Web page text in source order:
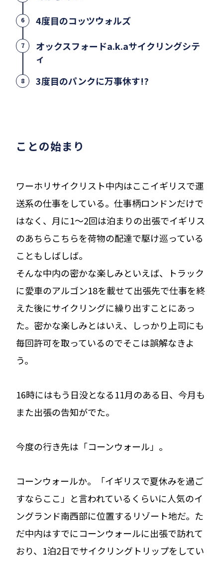
6 4度目のコッツウォルズ
7
オックスフォードa.k.aサイクリングシテ
ィ
8 3度目のパンクに万事休す!?
ことの始まり
ワーホリサイクリスト中内はここイギリスで運
送系の仕事をしている。仕事柄ロンドンだけで
はなく、月に1〜2回は泊まりの出張でイギリス
のあちらこちらを荷物の配達で駆け巡っている
こともしばしば。
そんな中内の密かな楽しみといえば、トラック
に愛車のアルゴン18を載せて出張先で仕事を終
えた後にサイクリングに繰り出すことにあっ
た。密かな楽しみとはいえ、しっかり上司にも
毎回許可を取っているのでそこは誤解なきよ
う。
16時にはもう日没となる11月のある日、今月も
また出張の告知がでた。
今度の行き先は「コーンウォール」。
コーンウォールか。「イギリスで夏休みを過ご
すならここ」と言われているくらいに人気のイ
ングランド南西部に位置するリゾート地だ。た
だ中内はすでにコーンウォールに出張で訪れて
おり、1泊2日でサイクリングトリップをしてい